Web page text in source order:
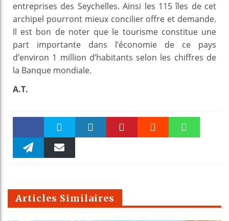
entreprises des Seychelles. Ainsi les 115 îles de cet
archipel pourront mieux concilier offre et demande.
Il est bon de noter que le tourisme constitue une
part importante dans l’économie de ce pays
d’environ 1 million d’habitants selon les chiffres de
la Banque mondiale.
A.T.
Faceboo Twitter
m
Articles Similaires